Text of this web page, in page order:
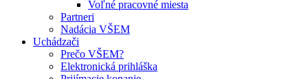
Voľné pracovné miesta
Partneri
Nadácia VŠEM
Uchádzači
Prečo VŠEM?
Elektronická prihláška